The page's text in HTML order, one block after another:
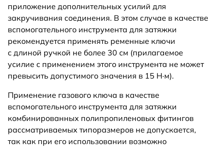
приложение дополнительных усилий для
закручивания соединения. В этом случае в качестве
вспомогательного инструмента для затяжки
рекомендуется применять ременные ключи
с длиной ручкой не более 30 см (прилагаемое
усилие с применением этого инструмента не может
превысить допустимого значения в 15 Н·м).
Применение газового ключа в качестве
вспомогательного инструмента для затяжки
комбинированных полипропиленовых фитингов
рассматриваемых типоразмеров не допускается,
так как при его использовании возможно